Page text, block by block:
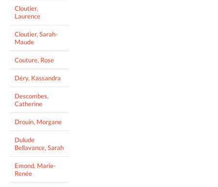
Cloutier,
Laurence
Cloutier, Sarah-
Maude
Couture, Rose
Déry, Kassandra
Descombes,
Catherine
Drouin, Morgane
Dulude
Bellavance, Sarah
Emond, Marie-
Renée